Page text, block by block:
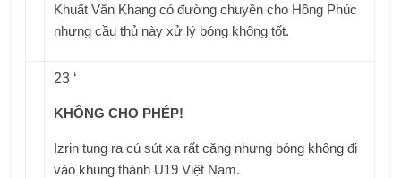
Khuất Văn Khang có đường chuyền cho Hồng Phúc
nhưng cầu thủ này xử lý bóng không tốt.
23 ‘
KHÔNG CHO PHÉP!
Izrin tung ra cú sút xa rất căng nhưng bóng không đi
vào khung thành U19 Việt Nam.